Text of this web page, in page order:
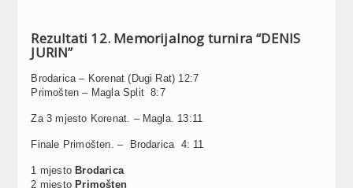
Rezultati 12. Memorijalnog turnira “DENIS
JURIN”
Brodarica – Korenat (Dugi Rat) 12:7
Primošten – Magla Split 8:7
Za 3 mjesto Korenat. – Magla. 13:11
Finale Primošten. – Brodarica 4: 11
1 mjesto Brodarica
2 mjesto Primošten